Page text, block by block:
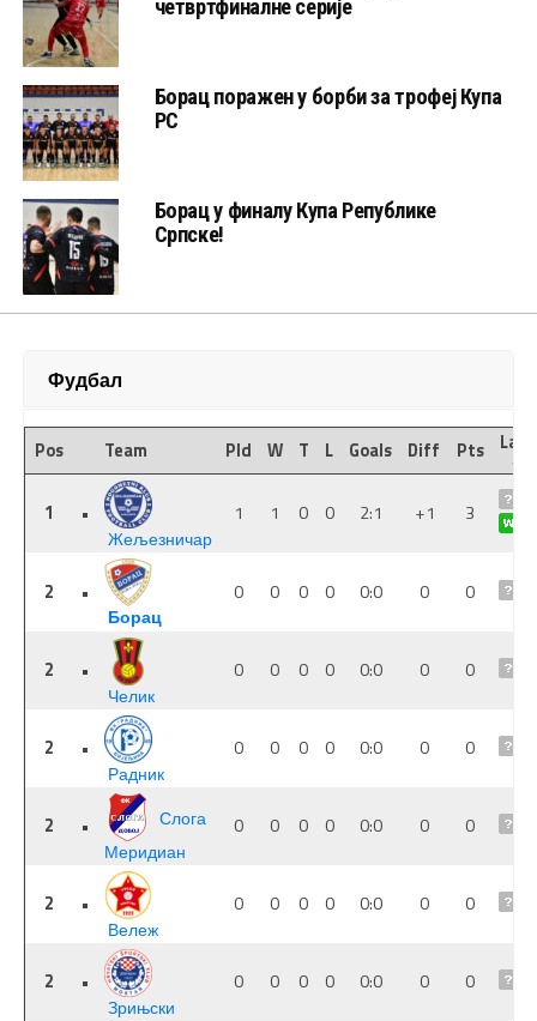
четвртфиналне серије
Борац поражен у борби за трофеј Купа
РС
Борац у финалу Купа Републике
Српске!
Фудбал